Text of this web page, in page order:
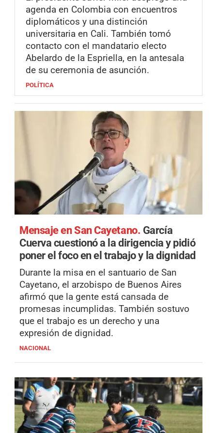
agenda en Colombia con encuentros
diplomáticos y una distinción
universitaria en Cali. También tomó
contacto con el mandatario electo
Abelardo de la Espriella, en la antesala
de su ceremonia de asunción.
POLÍTICA
Mensaje en San Cayetano. García
Cuerva cuestionó a la dirigencia y pidió
poner el foco en el trabajo y la dignidad
Durante la misa en el santuario de San
Cayetano, el arzobispo de Buenos Aires
afirmó que la gente está cansada de
promesas incumplidas. También sostuvo
que el trabajo es un derecho y una
expresión de dignidad.
NACIONAL